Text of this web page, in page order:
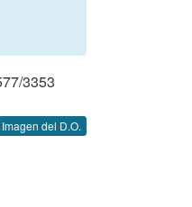
3353
del D.O.